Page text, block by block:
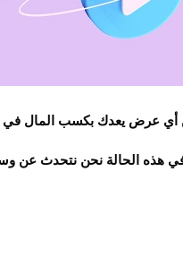
أي عرض يعدك بكسب المال في
هذه الحالة نحن نتحدث عن